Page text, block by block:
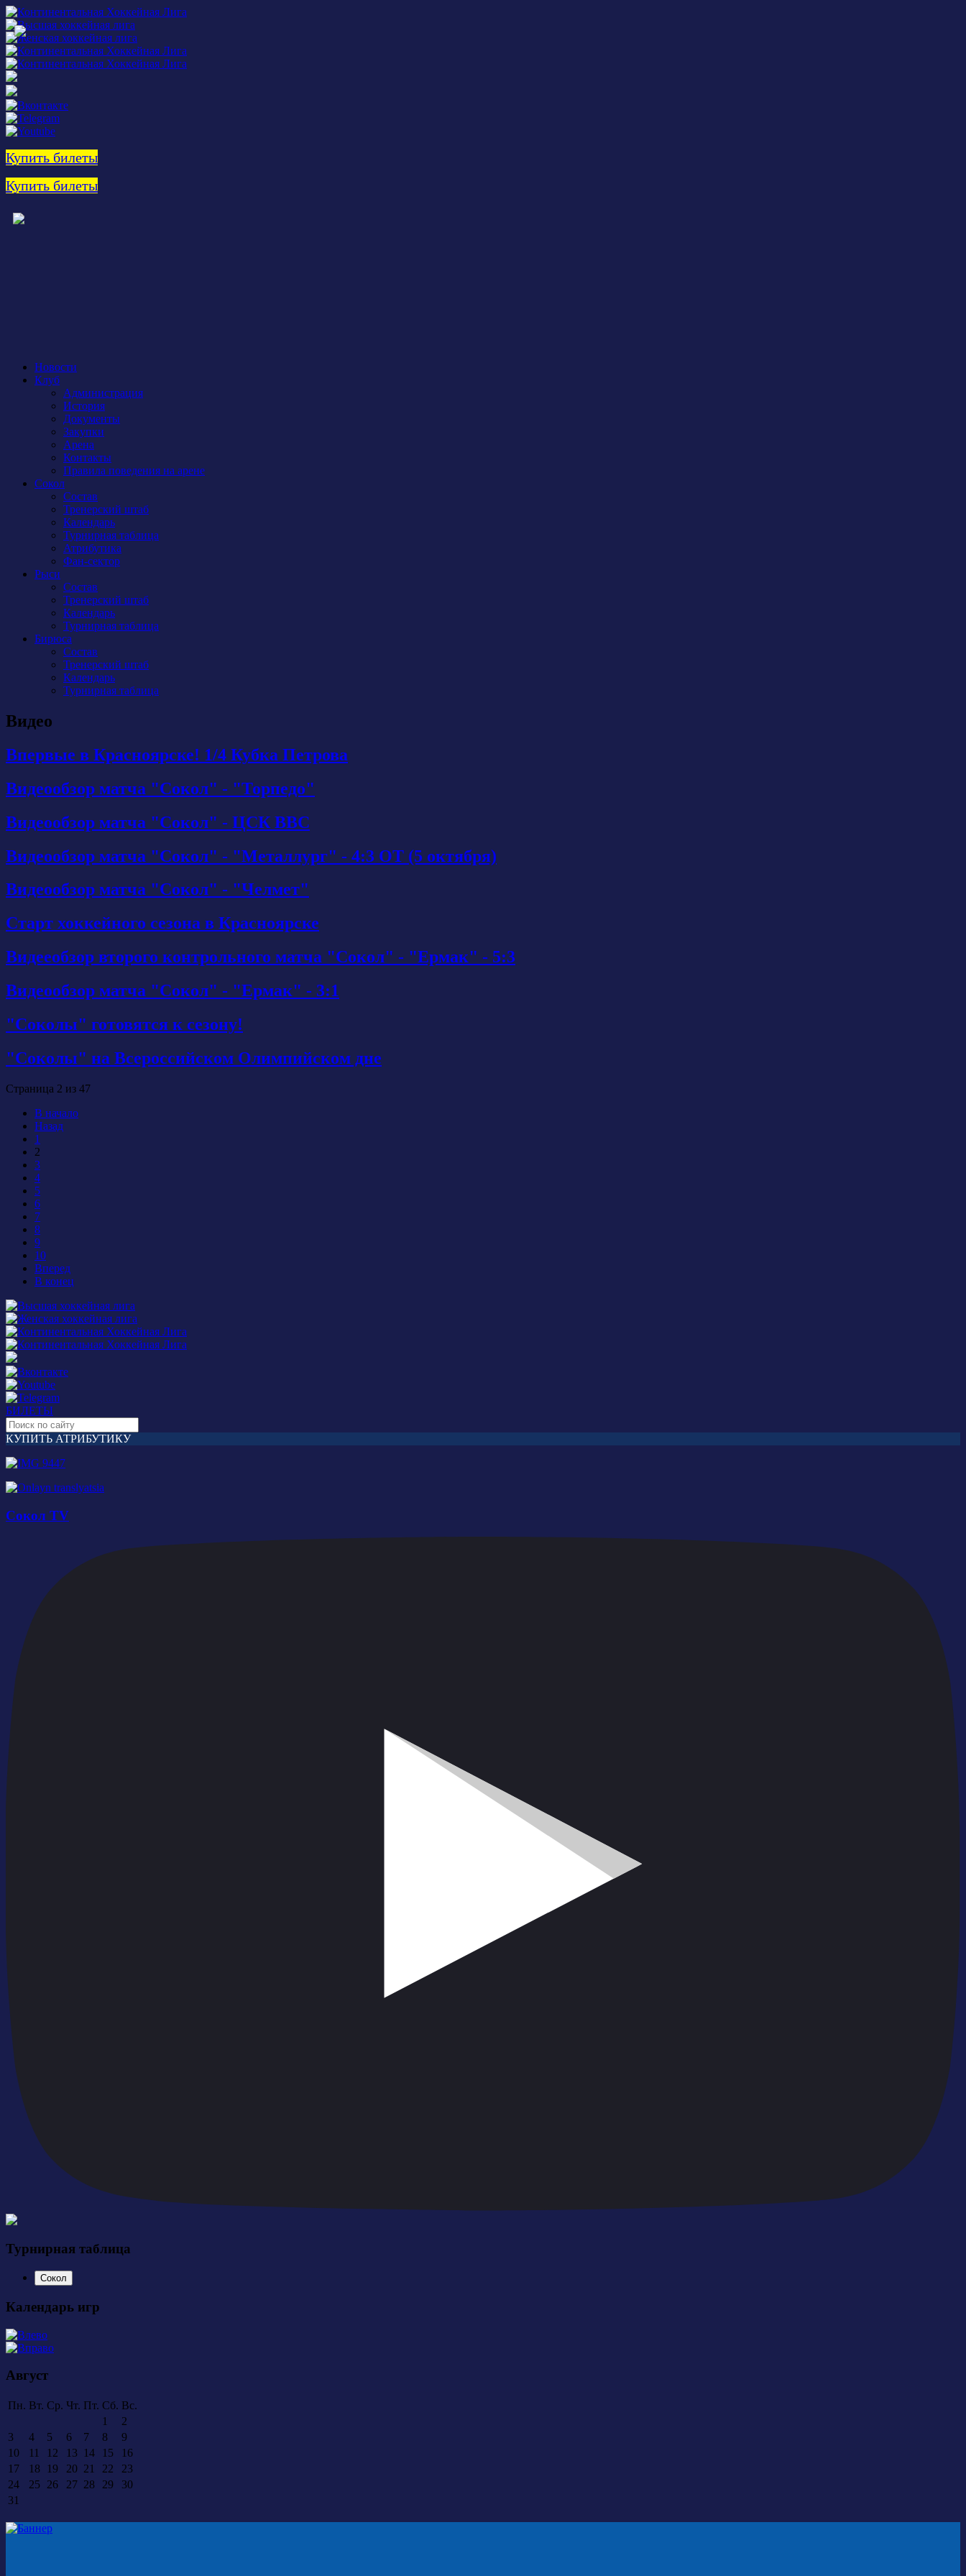
Купить билеты
Купить билеты
Новости
Клуб
Администрация
История
Документы
Закупки
Арена
Контакты
Правила поведения на арене
Сокол
Состав
Тренерский штаб
Календарь
Турнирная таблица
Атрибутика
Фан-сектор
Рыси
Состав
Тренерский штаб
Календарь
Турнирная таблица
Бирюса
Состав
Тренерский штаб
Календарь
Турнирная таблица
Видео
Впервые в Красноярске! 1/4 Кубка Петрова
Видеообзор матча "Сокол" - "Торпедо"
Видеообзор матча "Сокол" - ЦСК ВВС
Видеообзор матча "Сокол" - "Металлург" - 4:3 ОТ (5 октября)
Видеообзор матча "Сокол" - "Челмет"
Старт хоккейного сезона в Красноярске
Видееобзор второго контрольного матча "Сокол" - "Ермак" - 5:3
Видеообзор матча "Сокол" - "Ермак" - 3:1
"Соколы" готовятся к сезону!
"Соколы" на Всероссийском Олимпийском дне
Страница 2 из 47
В начало
Назад
1
2
3
4
5
6
7
8
9
10
Вперед
В конец
БИЛЕТЫ
КУПИТЬ АТРИБУТИКУ
Сокол TV
Турнирная таблица
Сокол
Календарь игр
Август
Пн. Вт. Ср. Чт. Пт. Сб. Вс.
1
2
3
4 5 6 7 8
9
10
11 12 13 14 15
16
17
18 19 20 21 22
23
24
25 26 27 28 29
30
31